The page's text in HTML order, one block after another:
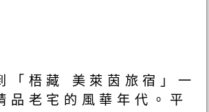
「梧藏 美萊茵旅宿」一
品老宅的風華年代。平